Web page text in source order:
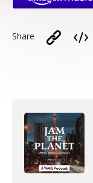
Share